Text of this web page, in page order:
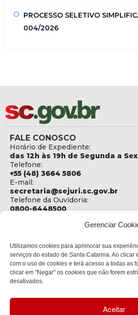
Gerenciar
Utilizamos cookies para aprimorar sua
serviços do estado de Santa Catarina. Ao clicar
com o uso de cookies e terá acesso a todas as
clicar em "Negar" os cookies que não forem
desativados.
Aceitar
PROCESSO SELETIVO
004/2026
FALE CONOSCO
Horário de Expediente:
das 12h às 19h de Segunda a
Telefone:
+55 (48) 3664 5806
E-mail:
secretaria@sejuri.sc.gov.br
Telefone da Ouvidoria:
0800-6448500
Social
Rua Fúlvio Aducci, 1214 - Loja 06
Bairro:
Estreito - Florianópolis - SC
88075-000